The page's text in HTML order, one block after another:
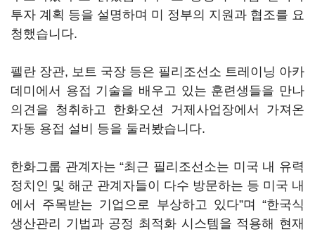
투자 계획 등을 설명하며 미 정부의 지원과 협조를 요
청했습니다.
펠란 장관, 보트 국장 등은 필리조선소 트레이닝 아카
데미에서 용접 기술을 배우고 있는 훈련생들을 만나
의견을 청취하고 한화오션 거제사업장에서 가져온
자동 용접 설비 등을 둘러봤습니다.
한화그룹 관계자는 “최근 필리조선소는 미국 내 유력
정치인 및 해군 관계자들이 다수 방문하는 등 미국 내
에서 주목받는 기업으로 부상하고 있다”며 “한국식
생산관리 기법과 공정 최적화 시스템을 적용해 현재